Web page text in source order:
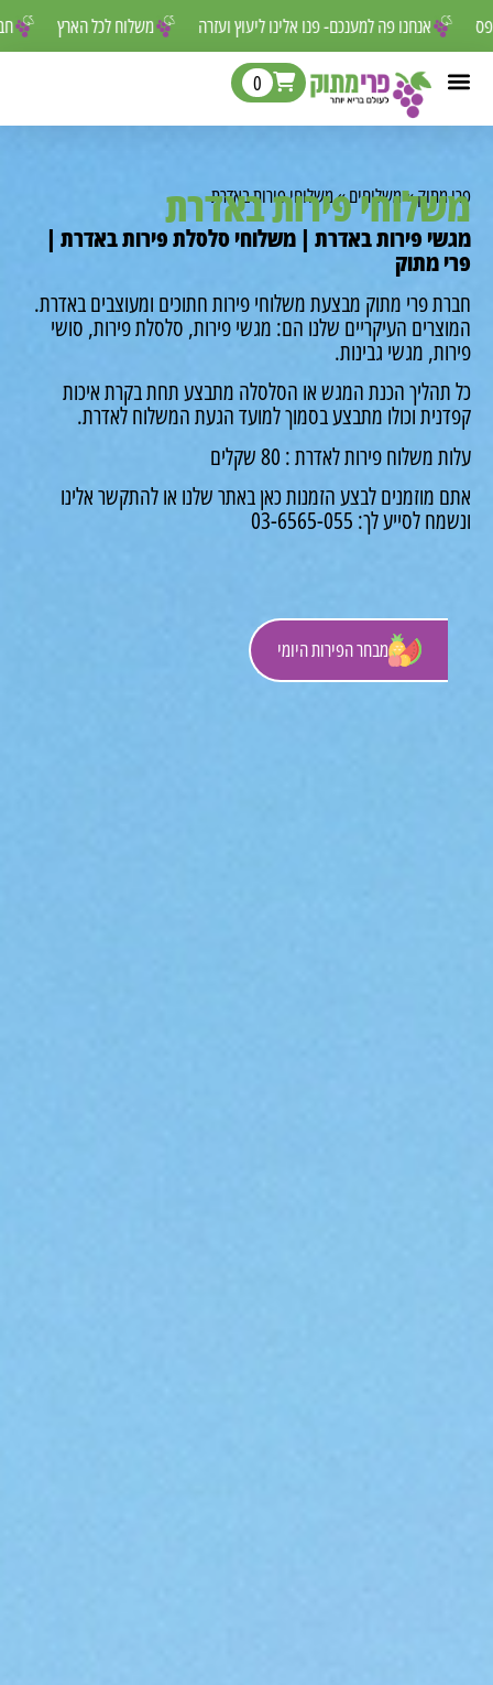
משלוח לכל הארץ אנחנו פה למענכם- פנו אלינו ליעוץ ועזרה לפספס
מבחר הפירות היומי
0
»משלוחים»משלוחי פירות באדרת
פירות באדרת
פירות באדרת | משלוחי סלסלת פירות באדרת |
מתוק
פרי מתוק מבצעת משלוחי פירות חתוכים ומעוצבים באדרת.
העיקריים שלנו הם: מגשי פירות, סלסלת פירות, סושי
מגשי גבינות.
הכנת המגש או הסלסלה מתבצע תחת בקרת איכות
וכולו מתבצע בסמוך למועד הגעת המשלוח לאדרת.
משלוח פירות לאדרת : 80 שקלים
מוזמנים לבצע הזמנות כאן באתר שלנו או להתקשר אלינו
לך: 03-6565-055